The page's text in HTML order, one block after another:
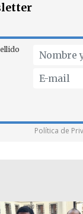
Política de